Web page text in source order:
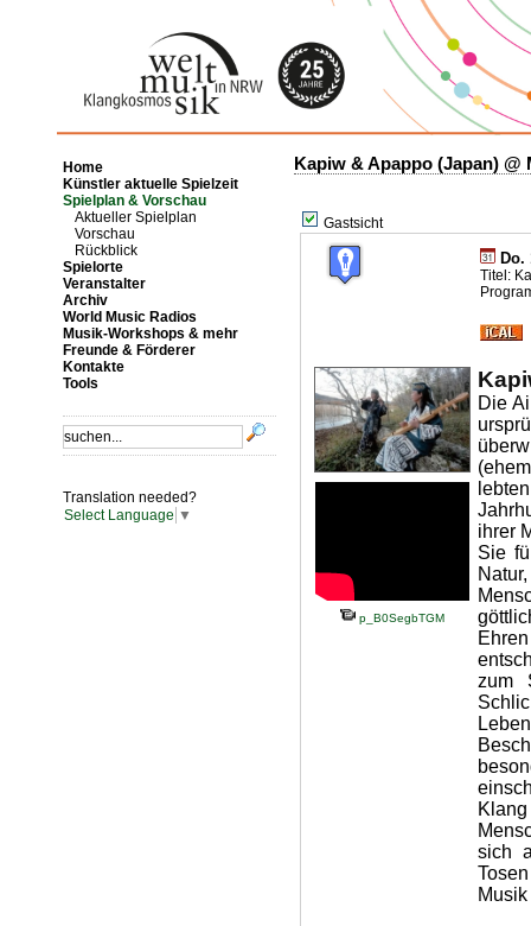
Home
Künstler aktuelle Spielzeit
Spielplan & Vorschau
Aktueller Spielplan
Vorschau
Rückblick
Spielorte
Veranstalter
Archiv
World Music Radios
Musik-Workshops & mehr
Freunde & Förderer
Kontakte
Tools
Translation needed?
Select Language ▼
Kapiw & Apappo (Japan)
Gastsicht
Do.
Titel:
p_B0SegbTGM
Die
ihrer
Sie
zum
sich